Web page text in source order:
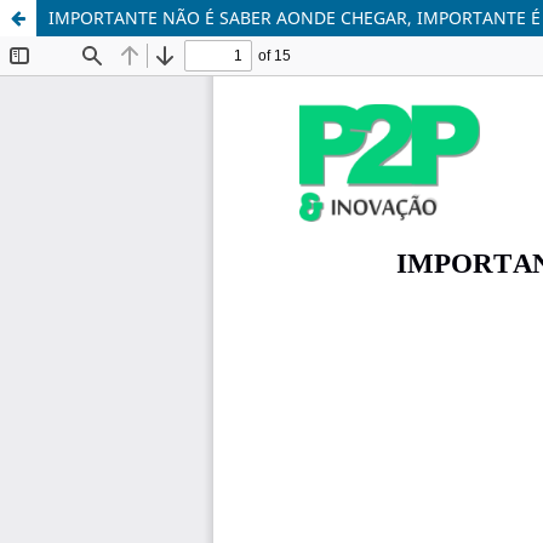
IMPORTANTE NÃO É SABER AONDE CHEGAR, IMPORTANTE